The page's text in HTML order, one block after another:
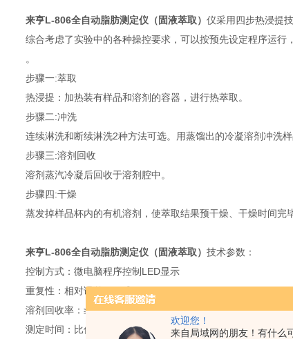
欢迎您！
来自局域网的朋友！有什么
来亨L-806全自动脂肪测定仪（固液萃取） 仪采用四步热浸提
综合考虑了实验中的各种操控要求，可以按预先设定程序运
。
步骤一:萃取
热浸提：加热装有样品和溶剂的容器，进行热萃取。
步骤二:冲洗
连续淋洗和断续淋洗2种方法可选。用蒸馏出的冷凝溶剂冲洗
步骤三:溶剂回收
溶剂蒸汽冷凝后回收于溶剂腔中。
步骤四:干燥
蒸发掉样品杯内的有机溶剂，使萃取结果预干燥、干燥时间完
来亨L-806全自动脂肪测定仪（固液萃取） 技术参数：
控制方式：微电脑程序控制LED显示
重复性：相对误差±1%或更好
溶剂回收率：≥85%
测定时间：比传统方法缩短20～80%